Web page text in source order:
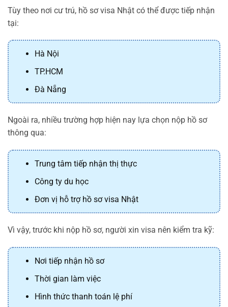
Tùy theo nơi cư trú, hồ sơ visa Nhật có thể được tiếp nhận
tại:
Hà Nội
TP.HCM
Đà Nẵng
Ngoài ra, nhiều trường hợp hiện nay lựa chọn nộp hồ sơ
thông qua:
Trung tâm tiếp nhận thị thực
Công ty du học
Đơn vị hỗ trợ hồ sơ visa Nhật
Vì vậy, trước khi nộp hồ sơ, người xin visa nên kiểm tra kỹ:
Nơi tiếp nhận hồ sơ
Thời gian làm việc
Hình thức thanh toán lệ phí